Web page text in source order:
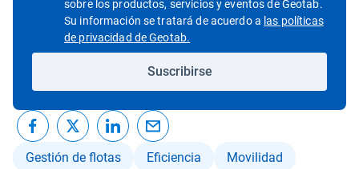
sobre los productos, servicios y eventos de Geotab.
Su información se tratará de acuerdo a las políticas
de privacidad de Geotab.
Suscribirse
Gestión de flotas Eficiencia Movilidad